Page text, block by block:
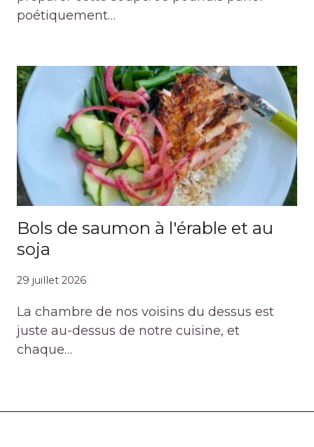
poétiquement…
Bols de saumon à l'érable et au
soja
29 juillet 2026
La chambre de nos voisins du dessus est
juste au-dessus de notre cuisine, et
chaque…